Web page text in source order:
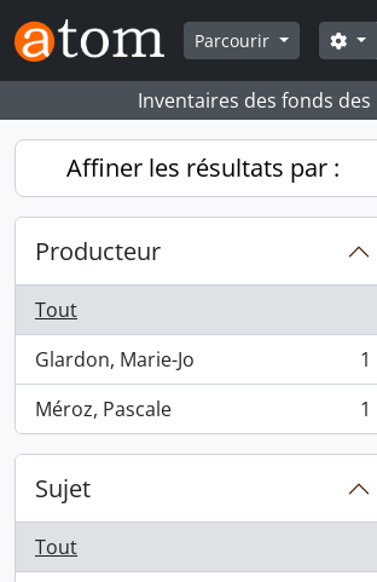
Skip to main content
Parcourir
Inventaires des fonds
Affiner les résultats par :
Producteur
Tout
Glardon, Marie-Jo
, 1 résultats
1
Méroz, Pascale
, 1 résultats 1
Sujet
Tout